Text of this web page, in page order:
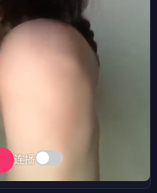
连播